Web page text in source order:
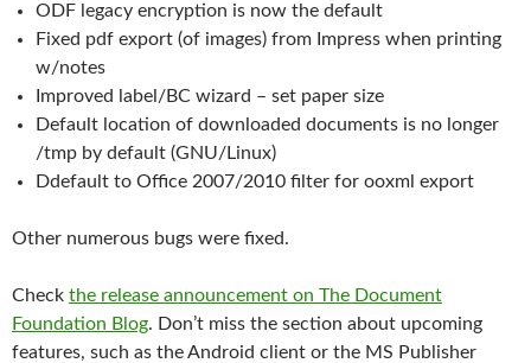
ODF legacy encryption is now the default
Fixed pdf export (of images) from Impress when printing
w/notes
Improved label/BC wizard – set paper size
Default location of downloaded documents is no longer
/tmp by default (GNU/Linux)
Ddefault to Office 2007/2010 filter for ooxml export
Other numerous bugs were fixed.
Check the release announcement on The Document
Foundation Blog. Don’t miss the section about upcoming
features, such as the Android client or the MS Publisher